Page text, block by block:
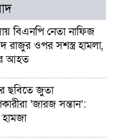
বিএনপি নেতা নাফিজ
রাজুর ওপর সশস্ত্র হামলা,
আহত
ছবিতে জুতা
‘জারজ সন্তান’: